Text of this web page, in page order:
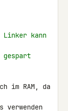
kann
gespart
im RAM, da
s verwenden